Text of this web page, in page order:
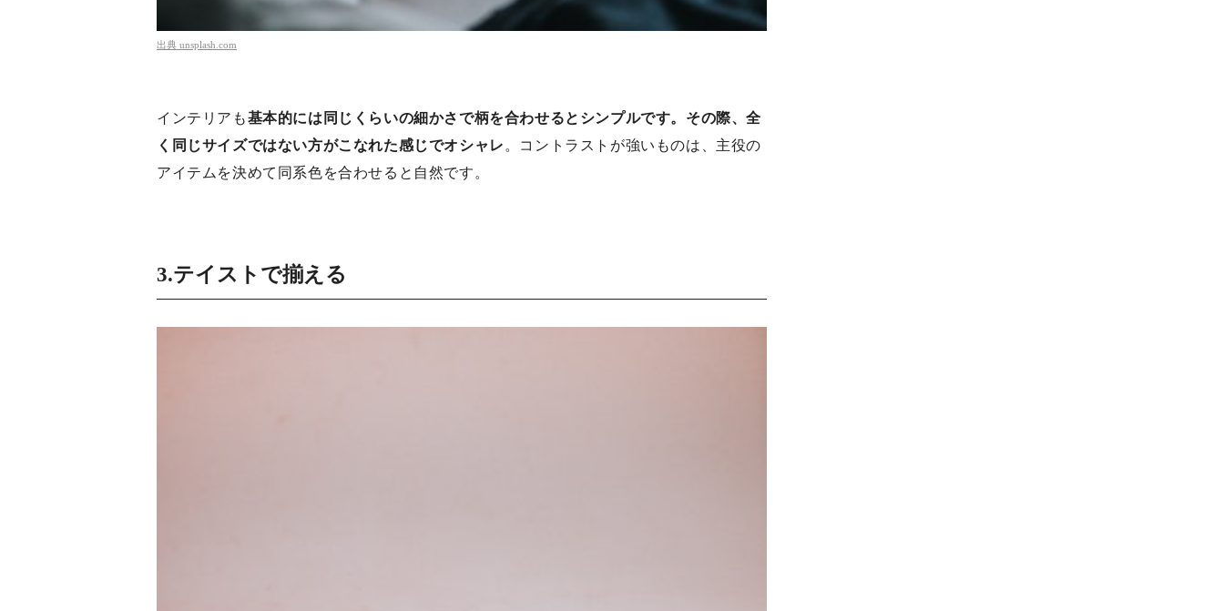
出典 unsplash.com
インテリアも基本的には同じくらいの細かさで柄を合わせるとシンプルです。その際、全
く同じサイズではない方がこなれた感じでオシャレ 。コントラストが強いものは、主役の
アイテムを決めて同系色を合わせると自然です。
3.テイストで揃える